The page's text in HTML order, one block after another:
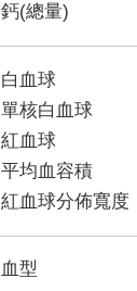
鈣(總量)
白血球
單核白血球
紅血球
平均血容積
紅血球分佈寬度
血型